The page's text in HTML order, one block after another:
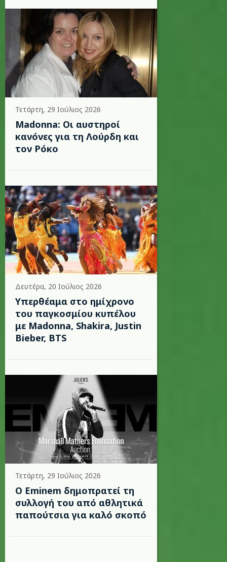
Τετάρτη, 29 Ιούλιος 2026
Madonna: Οι αυστηροί
κανόνες για τη Λούρδη και
τον Ρόκο
Δευτέρα, 20 Ιούλιος 2026
Υπερθέαμα στο ημίχρονο
του παγκοσμίου κυπέλου
με Madonna, Shakira, Justin
Bieber, BTS
Τετάρτη, 29 Ιούλιος 2026
Ο Eminem δημοπρατεί τη
συλλογή του από αθλητικά
παπούτσια για καλό σκοπό